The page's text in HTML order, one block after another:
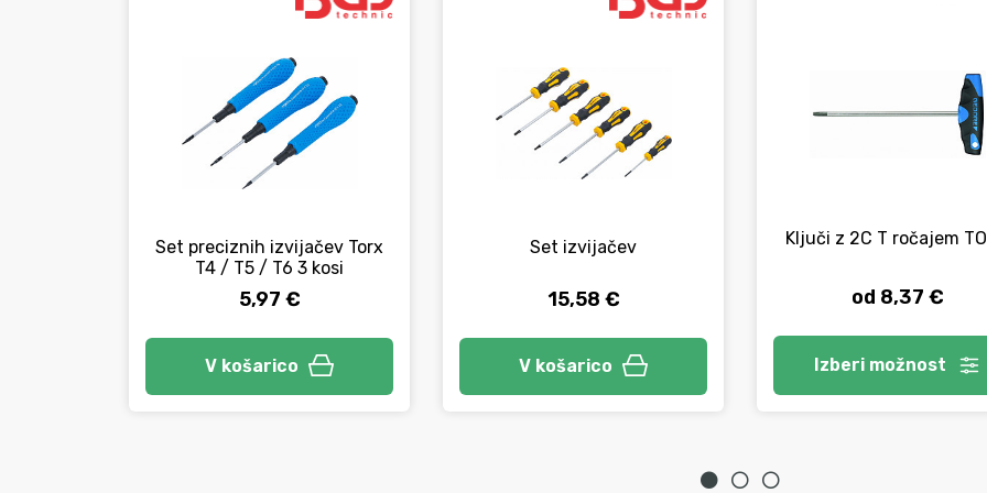
Set preciznih izvijačev Torx
T4 / T5 / T6 3 kosi
5,97 €
V košarico
Set izvijačev
15,58 €
V košarico
Ključi z 2C T ročajem
od 8,37 €
Izberi možnost